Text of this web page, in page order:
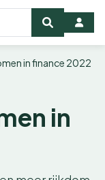
in finance 2022
in